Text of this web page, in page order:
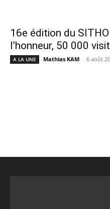
16e édition du
l’honneur, 50 000
A LA UNE Mathias KAM - 6 août